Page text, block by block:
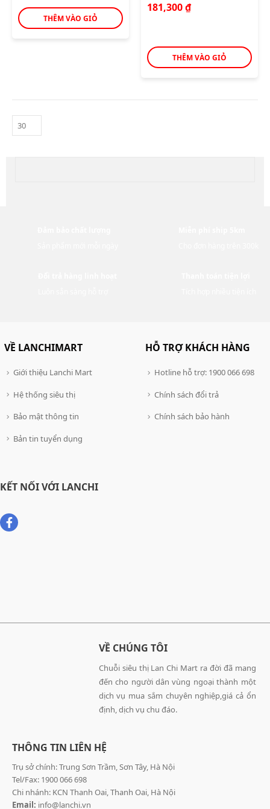
THÊM VÀO GIỎ
181,300₫
THÊM VÀO GIỎ
VỀ LANCHIMART
Giới thiệu Lanchi Mart
Hệ thống siêu thị
Bảo mật thông tin
Bản tin tuyển dụng
HỖ TRỢ KHÁCH HÀNG
Hotline hỗ trợ: 1900 066 698
Chính sách đổi trả
Chính sách bảo hành
KẾT NỐI VỚI LANCHI
VỀ CHÚNG TÔI
Chuỗi siêu thị Lan Chi Mart ra đời đã mang
đến cho người dân vùng ngoại thành một
dịch vụ mua sắm chuyên nghiệp,giá cả ổn
định, dịch vụ chu đáo.
THÔNG TIN LIÊN HỆ
Trụ sở chính: Trung Sơn Trầm, Sơn Tây, Hà Nội
Tel/Fax: 1900 066 698
Chi nhánh: KCN Thanh Oai, Thanh Oai, Hà Nội
Email: info@lanchi.vn